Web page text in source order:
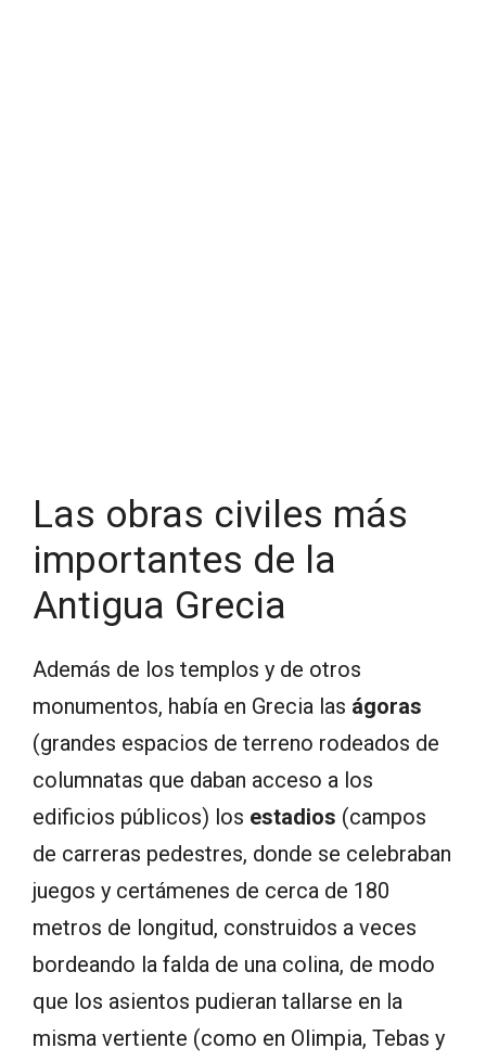
Las obras civiles más
importantes de la
Antigua Grecia
Además de los templos y de otros
monumentos, había en Grecia las ágoras
(grandes espacios de terreno rodeados de
columnatas que daban acceso a los
edificios públicos) los estadios (campos
de carreras pedestres, donde se celebraban
juegos y certámenes de cerca de 180
metros de longitud, construidos a veces
bordeando la falda de una colina, de modo
que los asientos pudieran tallarse en la
misma vertiente (como en Olimpia, Tebas y